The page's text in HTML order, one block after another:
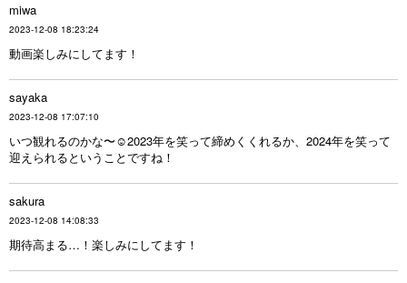
miwa
2023-12-08 18:23:24
動画楽しみにしてます！
sayaka
2023-12-08 17:07:10
いつ観れるのかな〜☺︎2023年を笑って締めくくれるか、2024年を笑って
迎えられるということですね！
sakura
2023-12-08 14:08:33
期待高まる…！楽しみにしてます！